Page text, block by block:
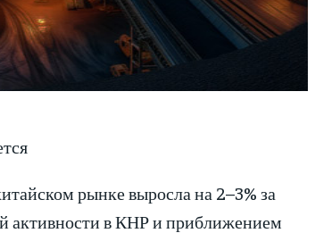
рынке выросла на 2–3% за
активности в КНР и приближением